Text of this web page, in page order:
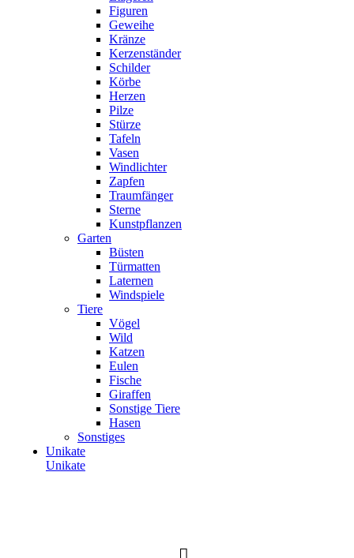
Figuren
Geweihe
Kränze
Kerzenständer
Schilder
Körbe
Herzen
Pilze
Stürze
Tafeln
Vasen
Windlichter
Zapfen
Traumfänger
Sterne
Kunstpflanzen
Garten
Büsten
Türmatten
Laternen
Windspiele
Tiere
Vögel
Wild
Katzen
Eulen
Fische
Giraffen
Sonstige Tiere
Hasen
Sonstiges
Unikate
Unikate